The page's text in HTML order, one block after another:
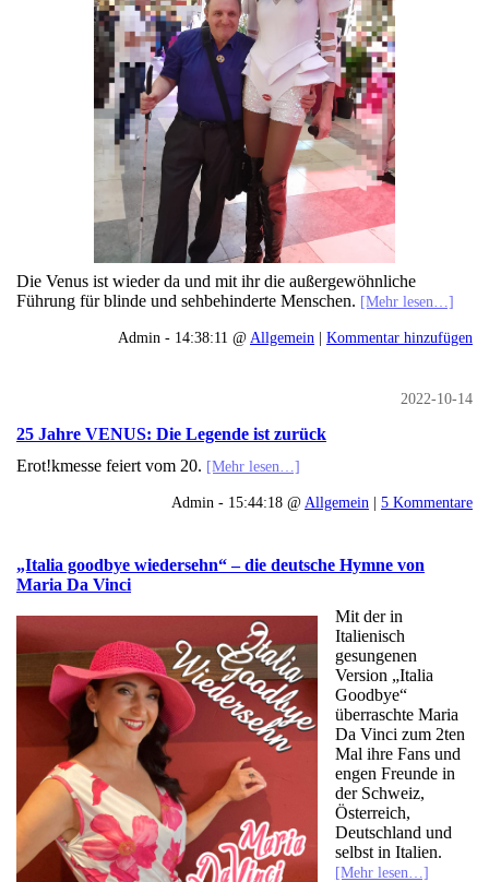
Die Venus ist wieder da und mit ihr die außergewöhnliche
Führung für blinde und sehbehinderte Menschen. [Mehr lesen…]
Admin - 14:38:11 @ Allgemein | Kommentar hinzufügen
2022-10-14
25 Jahre VENUS: Die Legende ist zurück
Erot!kmesse feiert vom 20. [Mehr lesen…]
Admin - 15:44:18 @ Allgemein | 5 Kommentare
„Italia goodbye wiedersehn“ – die deutsche Hymne von
Maria Da Vinci
Mit der in
Italienisch
gesungenen
Version „Italia
Goodbye“
überraschte Maria
Da Vinci zum 2ten
Mal ihre Fans und
engen Freunde in
der Schweiz,
Österreich,
Deutschland und
selbst in Italien.
[Mehr lesen…]